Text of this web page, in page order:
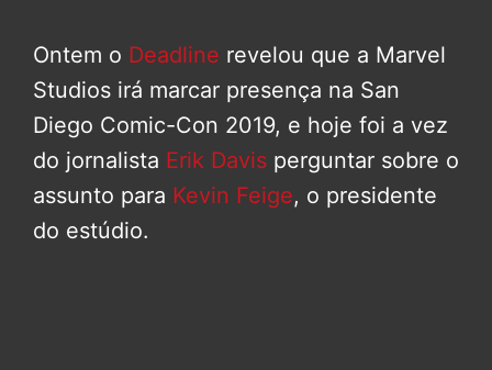
Ontem o Deadline revelou que a Marvel
Studios irá marcar presença na San
Diego Comic-Con 2019, e hoje foi a vez
do jornalista Erik Davis perguntar sobre o
assunto para Kevin Feige, o presidente
do estúdio.